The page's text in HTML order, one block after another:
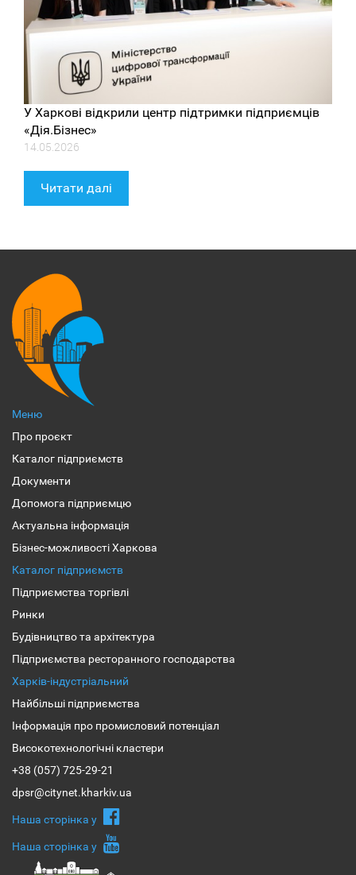
У Харкові відкрили центр підтримки підприємців
«Дія.Бізнес»
14.05.2026
Читати далі
Меню
Про проєкт
Каталог підприємств
Документи
Допомога підприємцю
Актуальна інформація
Бізнес-можливості Харкова
Каталог підприємств
Підприємства торгівлі
Ринки
Будівництво та архітектура
Підприємства ресторанного господарства
Харків-індустріальний
Найбільші підприємства
Інформація про промисловий потенціал
Високотехнологічні кластери
+38 (057) 725-29-21
dpsr@citynet.kharkiv.ua
Наша сторiнка у
Наша сторiнка у